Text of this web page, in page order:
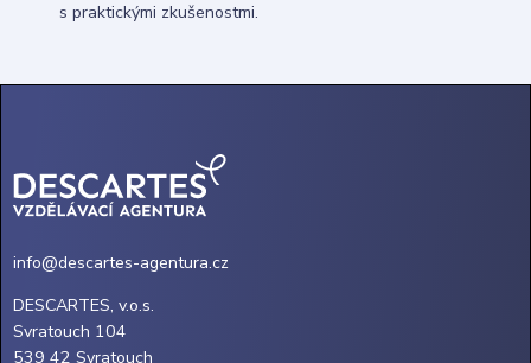
s praktickými zkušenostmi.
info@descartes-agentura.cz
DESCARTES, v.o.s.
Svratouch 104
539 42 Svratouch